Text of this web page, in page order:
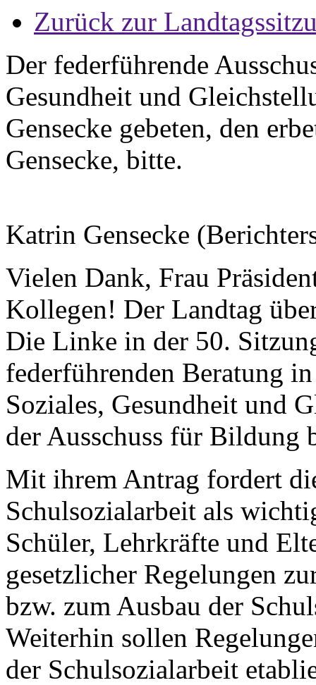
Zurück zur
Der federführende
Gesundheit und
Gensecke gebeten, den
Gensecke, bitte.
Katrin Gensecke
Vielen Dank, Frau
Kollegen! Der Landtag
Die Linke in der 50.
federführenden Beratung
Soziales, Gesundheit und
der Ausschuss für Bildung
Mit ihrem Antrag fordert
Schulsozialarbeit als
Schüler, Lehrkräfte und
gesetzlicher Regelungen
bzw. zum Ausbau der
Weiterhin sollen
der Schulsozialarbeit